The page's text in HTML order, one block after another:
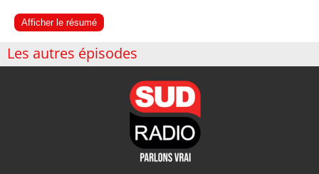
Afficher le résumé
Les autres épisodes